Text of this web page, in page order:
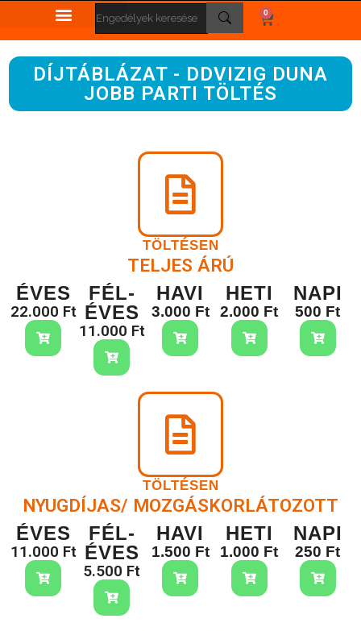
0
DÍJTÁBLÁZAT - DDVIZIG DUNA
JOBB PARTI TÖLTÉS
TÖLTÉSEN
TELJES ÁRÚ
ÉVES
22.000 Ft
FÉL-
ÉVES
11.000 Ft
HAVI
3.000 Ft
HETI
2.000 Ft
NAPI
500 Ft
TÖLTÉSEN
NYUGDÍJAS/ MOZGÁSKORLÁTOZOTT
ÉVES
11.000 Ft
FÉL-
ÉVES
5.500 Ft
HAVI
1.500 Ft
HETI
1.000 Ft
NAPI
250 Ft